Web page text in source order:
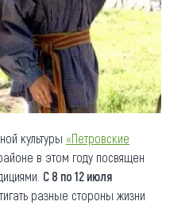
культуры «Петровские
в этом году посвящен
С 8 по 12 июля
разные стороны жизни